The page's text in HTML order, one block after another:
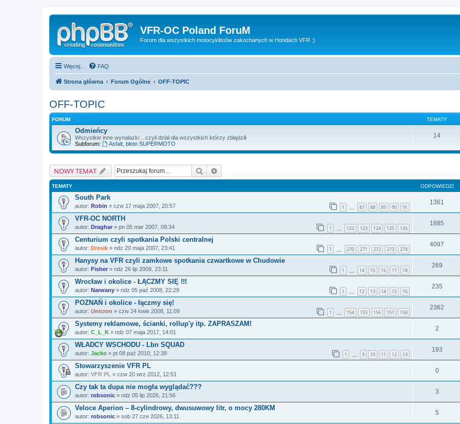
VFR-OC Poland ForuM
Forum dla wszystkich motocyklistów zakochanych w Hondach VFR :)
Więcej… FAQ
Strona główna Forum Ogólne OFF-TOPIC
OFF-TOPIC
FORUM TEMATY
Odmieńcy
Wszystkie inne wynalazki ...czyli dział dla wszystkich którzy zbłądzili
Subforum:
Asfalt, błoto SUPERMOTO
14
NOWY TEMAT Szukaj
TEMATY ODPOWIEDZI
South Park
autor: Robin » czw 17 maja 2007, 20:57 1 87 88 89 90 91
1361
VFR-OC NORTH
autor: Draghar » pn 05 mar 2007, 09:34 1 122 123 124 125 126
1885
Centurium czyli spotkania Polski centralnej
autor: Dresik » ndz 20 maja 2007, 23:41 1 270 271 272 273 274
4097
Hanysy na VFR czyli zamkowe spotkania czwartkowe w Chudowie
autor: Fisher » ndz 26 lip 2009, 23:11 1 14 15 16 17 18
269
Wrocław i okolice - ŁĄCZMY SIĘ !!!
autor: Narwany » ndz 05 paź 2008, 22:29 1 12 13 14 15 16
235
POZNAŃ i okolice - łączmy się!
autor: Unicron » czw 24 kwie 2008, 11:09 1 154 155 156 157 158
2362
Systemy reklamowe, ścianki, rollup'y itp. ZAPRASZAM!
autor: C_L_K » ndz 07 maja 2017, 14:01
2
WŁADCY WSCHODU - Lbn SQUAD
autor: Jacko » pt 08 paź 2010, 12:38 1 9 10 11 12 13
193
Stowarzyszenie VFR PL
autor: VFR PL » czw 20 wrz 2012, 12:51
0
Czy tak ta dupa nie mogła wyglądać???
autor: robsonic » ndz 05 lip 2026, 21:56
3
Veloce Aperion – 8-cylindrowy, dwusuwowy litr, o mocy 280KM
autor: robsonic » sob 27 cze 2026, 13:11
5